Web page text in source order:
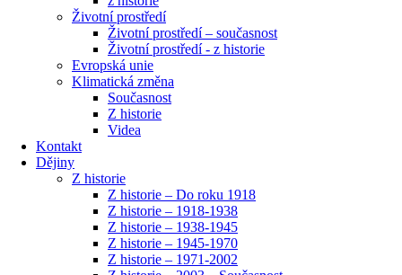
Životní prostředí
Životní prostředí – současnost
Životní prostředí ​- z historie
Evropská unie
Klimatická změna
Současnost
Z historie
Videa
Kontakt
Dějiny
Z historie
Z historie – Do roku 1918
Z historie – 1918-1938
Z historie – 1938-1945
Z historie – 1945-1970
Z historie – 1971-2002